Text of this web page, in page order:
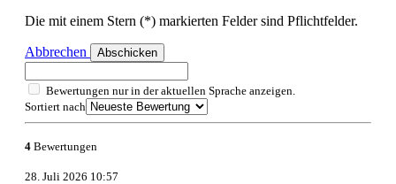
Die mit einem Stern (*) markierten Felder sind Pflichtfelder.
Abbrechen Abschicken
Bewertungen nur in der aktuellen Sprache anzeigen.
Sortiert nach
4 Bewertungen
28. Juli 2026 10:57